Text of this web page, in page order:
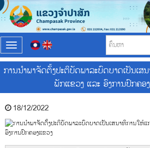
T
o
g
g
e
a
v
i
ການ​​ນຳພາຈັດ​ຕັ້ງປະຕິບັດພາລະ​ບົດບາດ​​ເປັນເສ
ພັກແຂວງ ແລະ ອົງການປົກຄອ
18/12/2022